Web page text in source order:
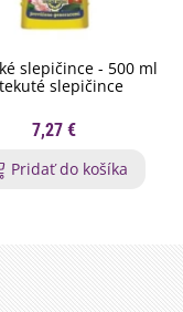
slepičince - 500 ml
slepičince
7,27 €
Pridať do košíka